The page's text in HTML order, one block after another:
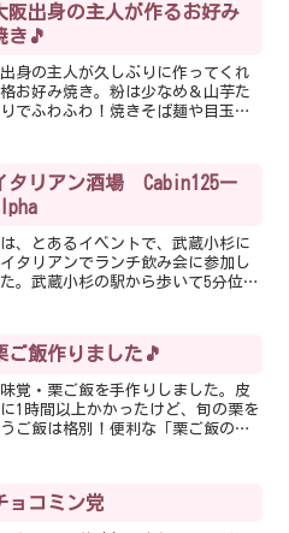
阪出身の主人が作るお好み
き🎵
身の主人が久しぶりに作ってくれ
お好み焼き。粉は少なめ＆山芋た
でふわふわ！焼きそば麺や目玉焼
タリアン酒場 Cabin125ー
、とあるイベントで、武蔵小杉に
タリアンでランチ飲み会に参加し
。武蔵小杉の駅から歩いて5分位。
で、駅で待ち合わせをして連れて
てもらいました。自...
ご飯作りました🎵
覚・栗ご飯を手作りしました。皮
1時間以上かかったけど、旬の栗を
ご飯は格別！便利な「栗ご飯の
ョコミン党